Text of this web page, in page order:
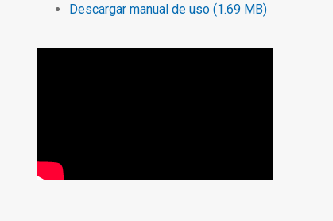
Descargar manual de uso (1.69 MB)